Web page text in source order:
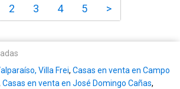
2 3 4 5 >
Villa Frei, Casas en venta en Campo
Casas en venta en José Domingo Cañas,